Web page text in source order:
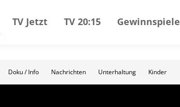
TV Jetzt TV 20:15 Gewinnspiele
Doku / Info Nachrichten Unterhaltung Kinder